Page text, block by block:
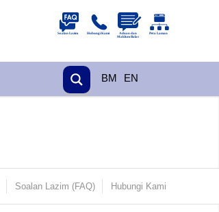
BM EN
Soalan Lazim (FAQ) Hubungi Kami